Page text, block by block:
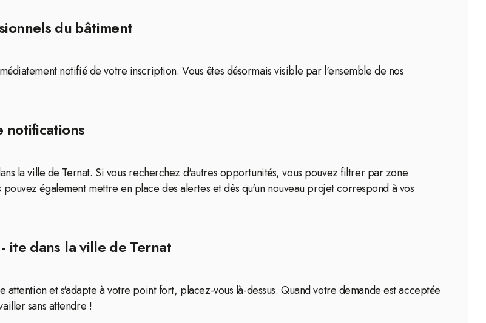
du bâtiment
notifié de votre inscription. Vous êtes désormais visible par l'ensemble de nos
notifications
la ville de Ternat. Si vous recherchez d'autres opportunités, vous pouvez filtrer par zone
également mettre en place des alertes et dès qu'un nouveau projet correspond à vos
ite dans la ville de Ternat
et s'adapte à votre point fort, placez-vous là-dessus. Quand votre demande est acceptée
sans attendre !